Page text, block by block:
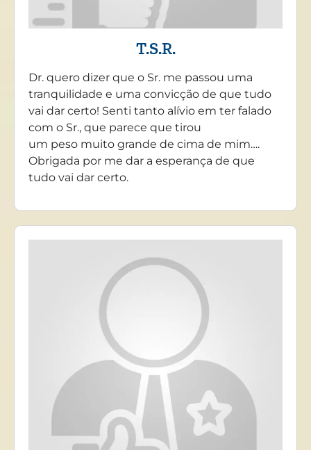
T.S.R.
Dr. quero dizer que o Sr. me passou uma
tranquilidade e uma convicção de que tudo
vai dar certo! Senti tanto alívio em ter falado
com o Sr., que parece que tirou
um peso muito grande de cima de mim….
Obrigada por me dar a esperança de que
tudo vai dar certo.